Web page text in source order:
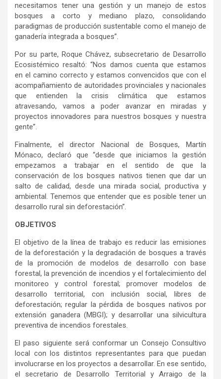
necesitamos tener una gestión y un manejo de estos
bosques a corto y mediano plazo, consolidando
paradigmas de producción sustentable como el manejo de
ganadería integrada a bosques”.
Por su parte, Roque Chávez, subsecretario de Desarrollo
Ecosistémico resaltó: “Nos damos cuenta que estamos
en el camino correcto y estamos convencidos que con el
acompañamiento de autoridades provinciales y nacionales
que entienden la crisis climática que estamos
atravesando, vamos a poder avanzar en miradas y
proyectos innovadores para nuestros bosques y nuestra
gente”.
Finalmente, el director Nacional de Bosques, Martín
Mónaco, declaró que “desde que iniciamos la gestión
empezamos a trabajar en el sentido de que la
conservación de los bosques nativos tienen que dar un
salto de calidad, desde una mirada social, productiva y
ambiental. Tenemos que entender que es posible tener un
desarrollo rural sin deforestación”.
OBJETIVOS
El objetivo de la línea de trabajo es reducir las emisiones
de la deforestación y la degradación de bosques a través
de la promoción de modelos de desarrollo con base
forestal, la prevención de incendios y el fortalecimiento del
monitoreo y control forestal; promover modelos de
desarrollo territorial, con inclusión social, libres de
deforestación; regular la pérdida de bosques nativos por
extensión ganadera (MBGI); y desarrollar una silvicultura
preventiva de incendios forestales.
El paso siguiente será conformar un Consejo Consultivo
local con los distintos representantes para que puedan
involucrarse en los proyectos a desarrollar. En ese sentido,
el secretario de Desarrollo Territorial y Arraigo de la